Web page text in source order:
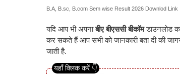
B.A, B.sc, B.com Sem wise Result 2026 Downlod Link
यदि आप भी अपनाबीए बीएससी बीकॉमडाउनलोड
कर सकते हैं आप सभी को जानकारी बता दी की
जाती है.